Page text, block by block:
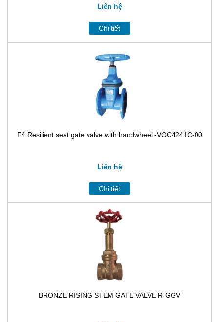
Liên hệ
Chi tiết
F4 Resilient seat gate valve with handwheel -VOC4241C-00
Liên hệ
Chi tiết
BRONZE RISING STEM GATE VALVE R-GGV